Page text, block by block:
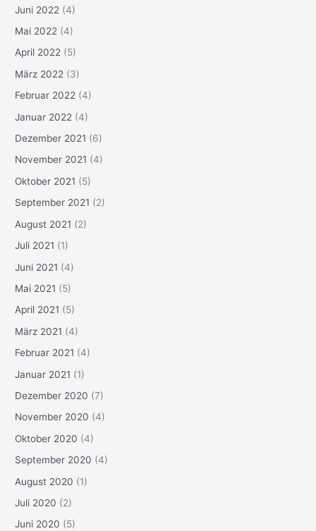
Juni 2022 (4)
Mai 2022 (4)
April 2022 (5)
März 2022 (3)
Februar 2022 (4)
Januar 2022 (4)
Dezember 2021 (6)
November 2021 (4)
Oktober 2021 (5)
September 2021 (2)
August 2021 (2)
Juli 2021 (1)
Juni 2021 (4)
Mai 2021 (5)
April 2021 (5)
März 2021 (4)
Februar 2021 (4)
Januar 2021 (1)
Dezember 2020 (7)
November 2020 (4)
Oktober 2020 (4)
September 2020 (4)
August 2020 (1)
Juli 2020 (2)
Juni 2020 (5)